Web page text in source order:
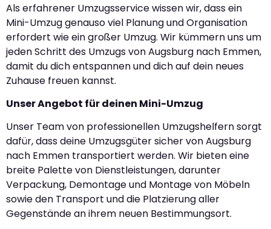
Als erfahrener Umzugsservice wissen wir, dass ein
Mini-Umzug genauso viel Planung und Organisation
erfordert wie ein großer Umzug. Wir kümmern uns um
jeden Schritt des Umzugs von Augsburg nach Emmen,
damit du dich entspannen und dich auf dein neues
Zuhause freuen kannst.
Unser Angebot für deinen Mini-Umzug
Unser Team von professionellen Umzugshelfern sorgt
dafür, dass deine Umzugsgüter sicher von Augsburg
nach Emmen transportiert werden. Wir bieten eine
breite Palette von Dienstleistungen, darunter
Verpackung, Demontage und Montage von Möbeln
sowie den Transport und die Platzierung aller
Gegenstände an ihrem neuen Bestimmungsort.